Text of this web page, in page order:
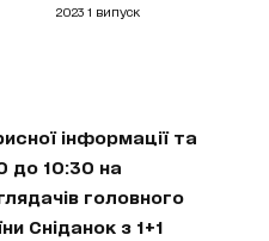
2023 1 випуск
інформації та
до 10:30 на
головного
Сніданок з 1+1